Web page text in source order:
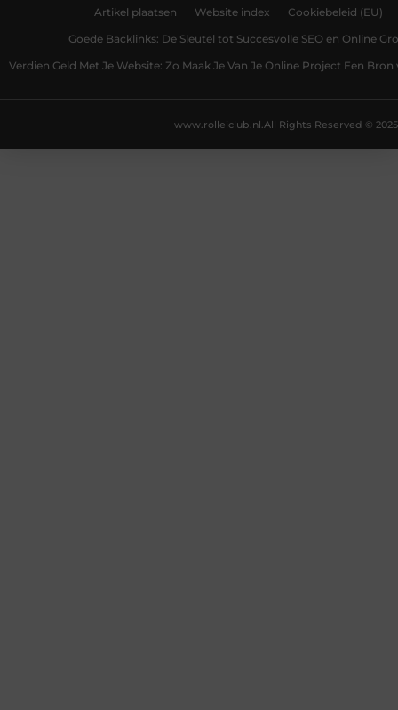
Artikel plaatsen Website index Cookiebeleid (EU)
Goede Backlinks: De Sleutel tot Succesvolle SEO en Online
Verdien Geld Met Je Website: Zo Maak Je Van Je Online Project Een
All Rights Reserved © 2025
www.rolleiclub.nl.